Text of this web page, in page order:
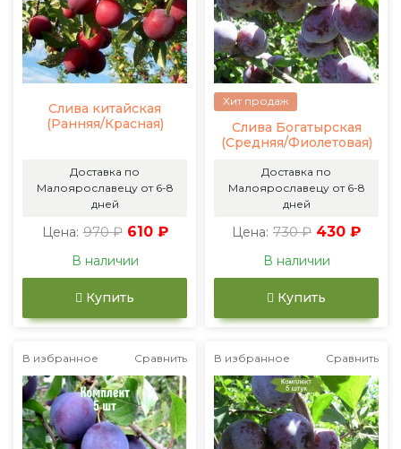
Слива китайская
(Ранняя/Красная)
Доставка по
Малоярославецу от 6-8
дней
Цена: 970 ₽ 610 ₽
В наличии
Купить
Хит продаж
Слива Богатырская
(Средняя/Фиолетовая)
Доставка по
Малоярославецу от 6-8
дней
Цена: 730 ₽ 430 ₽
В наличии
Купить
В избранное Сравнить В избранное Сравнить